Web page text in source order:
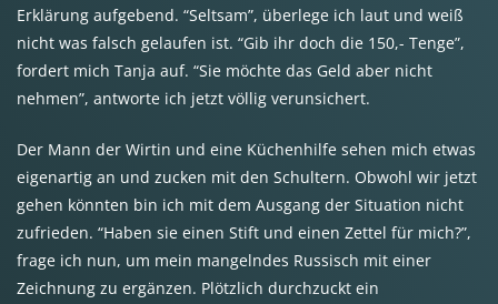
Erklärung aufgebend. “Seltsam”, überlege ich laut und weiß
nicht was falsch gelaufen ist. “Gib ihr doch die 150,- Tenge”,
fordert mich Tanja auf. “Sie möchte das Geld aber nicht
nehmen”, antworte ich jetzt völlig verunsichert.
Der Mann der Wirtin und eine Küchenhilfe sehen mich etwas
eigenartig an und zucken mit den Schultern. Obwohl wir jetzt
gehen könnten bin ich mit dem Ausgang der Situation nicht
zufrieden. “Haben sie einen Stift und einen Zettel für mich?”,
frage ich nun, um mein mangelndes Russisch mit einer
Zeichnung zu ergänzen. Plötzlich durchzuckt ein